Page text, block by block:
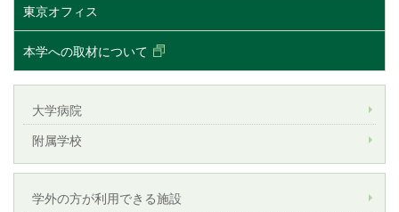
東京オフィス
本学への取材について
大学病院
附属学校
学外の方が利用できる施設